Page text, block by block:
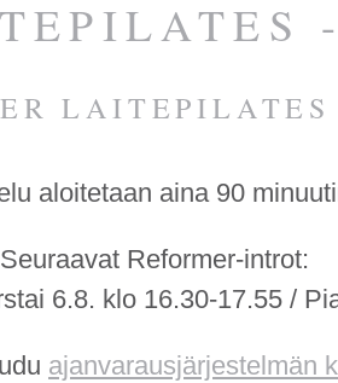
aloitetaan aina 90
Seuraavat Reformer-introt:
6.8. klo 16.30-17.55 /
ajanvarausjärjestelmän